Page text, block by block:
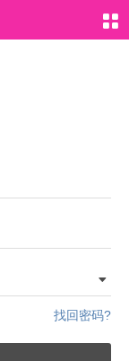
找回密码?